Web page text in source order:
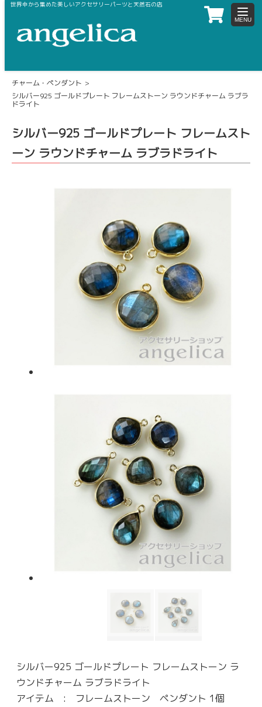
世界中から集めた美しいアクセサリーパーツと天然石の店
チャーム・ペンダント
シルバー925 ゴールドプレート フレームストーン ラウンドチャーム ラブラ
ドライト
シルバー925 ゴールドプレート フレームスト
ーン ラウンドチャーム ラブラドライト
シルバー925 ゴールドプレート フレームストーン ラ
ウンドチャーム ラブラドライト
アイテム : フレームストーン ペンダント 1個